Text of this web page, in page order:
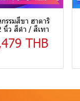
รรมสี่ขา ฮาตาริ
นิ้ว สีดำ / สีเทา
THB